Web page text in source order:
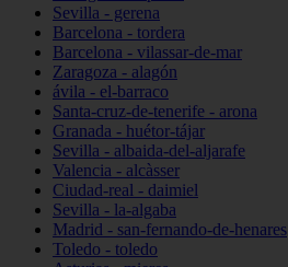
Sevilla - gerena
Barcelona - tordera
Barcelona - vilassar-de-mar
Zaragoza - alagón
ávila - el-barraco
Santa-cruz-de-tenerife - arona
Granada - huétor-tájar
Sevilla - albaida-del-aljarafe
Valencia - alcàsser
Ciudad-real - daimiel
Sevilla - la-algaba
Madrid - san-fernando-de-henares
Toledo - toledo